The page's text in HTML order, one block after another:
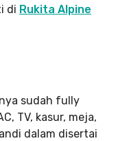
di Rukita Alpine
sudah fully
TV, kasur, meja,
dalam disertai